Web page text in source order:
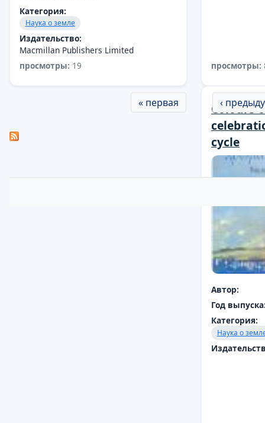
Категория:
Наука о земле
Издательство:
Macmillan Publishers Limited
просмотры: 19 просмотры:
Colours
cycle
Автор:
Год
Категория:
Наука о
« первая ‹